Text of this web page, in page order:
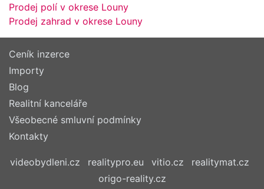
Prodej polí v okrese Louny
Prodej zahrad v okrese Louny
Ceník inzerce
Importy
Blog
Realitní kanceláře
Všeobecné smluvní podmínky
Kontakty
videobydleni.cz realitypro.eu vitio.cz
realitymat.cz
origo-reality.cz